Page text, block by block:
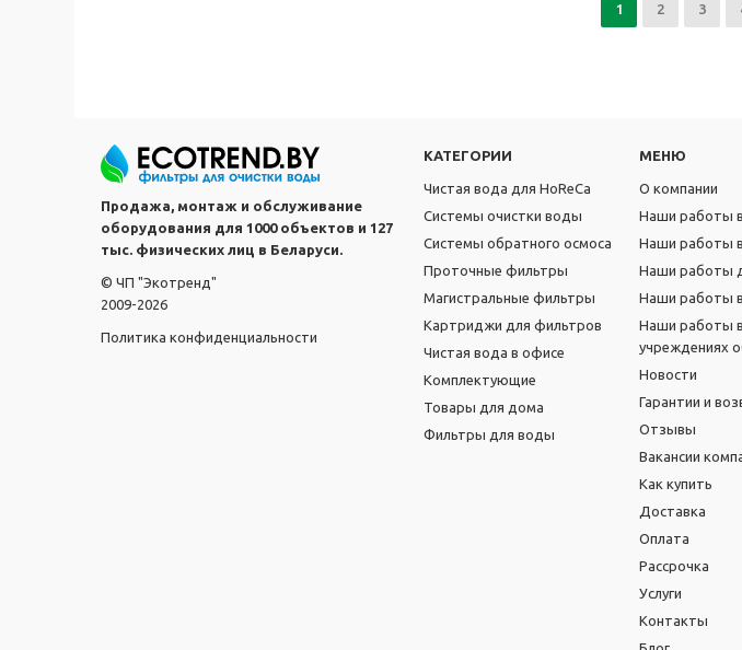
1 2 3
Продажа, монтаж и обслуживание
оборудования для 1000 объектов и 127
тыс. физических лиц в Беларуси.
© ЧП "Экотренд"
2009-2026
Политика конфиденциальности
КАТЕГОРИИ
Чистая вода для HoReCa
Системы очистки воды
Системы обратного осмоса
Проточные фильтры
Магистральные фильтры
Картриджи для фильтров
Чистая вода в офисе
Комплектующие
Товары для дома
Фильтры для воды
МЕНЮ
О компании
Наши работы
Наши работы
Наши работы
Наши работы
Наши работы в
учреждениях
Новости
Гарантии и
Отзывы
Вакансии
Как купить
Доставка
Оплата
Рассрочка
Услуги
Контакты